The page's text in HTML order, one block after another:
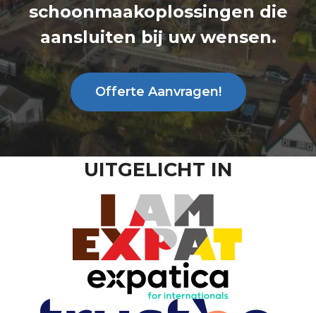
schoonmaakoplossingen die
aansluiten bij uw wensen.
Offerte Aanvragen!
UITGELICHT IN